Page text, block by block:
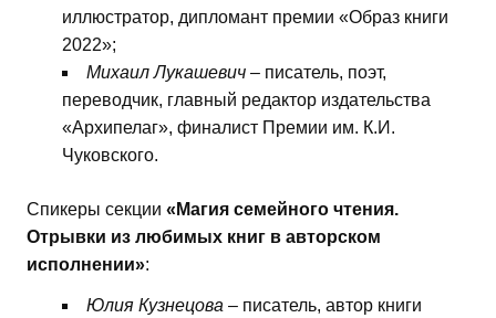
иллюстратор, дипломант премии «Образ книги
2022»;
Михаил Лукашевич – писатель, поэт,
переводчик, главный редактор издательства
«Архипелаг», финалист Премии им. К.И.
Чуковского.
Спикеры секции «Магия семейного чтения.
Отрывки из любимых книг в авторском
исполнении»:
Юлия Кузнецова – писатель, автор книги